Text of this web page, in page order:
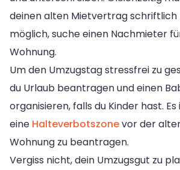
deinen alten Mietvertrag schriftlich
möglich, suche einen Nachmieter
Wohnung.
Um den Umzugstag stressfrei zu
du Urlaub beantragen und einen
organisieren, falls du Kinder hast.
eine Halteverbotszonevor der
Wohnung zu beantragen.
Vergiss nicht, dein Umzugsgut zu